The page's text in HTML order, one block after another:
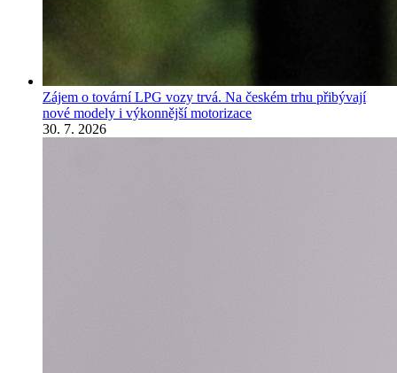
Zájem o tovární LPG vozy trvá. Na českém trhu přibývají
nové modely i výkonnější motorizace
30. 7. 2026